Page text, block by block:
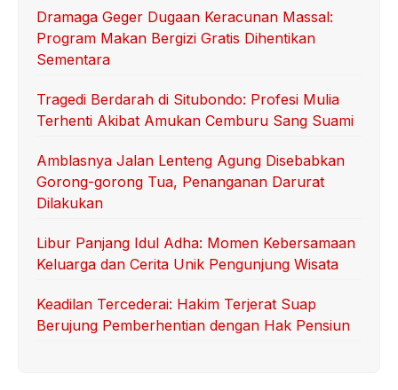
Dramaga Geger Dugaan Keracunan Massal:
Program Makan Bergizi Gratis Dihentikan
Sementara
Tragedi Berdarah di Situbondo: Profesi Mulia
Terhenti Akibat Amukan Cemburu Sang Suami
Amblasnya Jalan Lenteng Agung Disebabkan
Gorong-gorong Tua, Penanganan Darurat
Dilakukan
Libur Panjang Idul Adha: Momen Kebersamaan
Keluarga dan Cerita Unik Pengunjung Wisata
Keadilan Tercederai: Hakim Terjerat Suap
Berujung Pemberhentian dengan Hak Pensiun